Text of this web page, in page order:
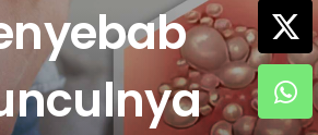
FASILITAS
ARTIKEL